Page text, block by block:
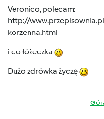
Veronico, polecam:
http://
korzenna.html
i do łóżeczka
Dużo zdrówka życzę